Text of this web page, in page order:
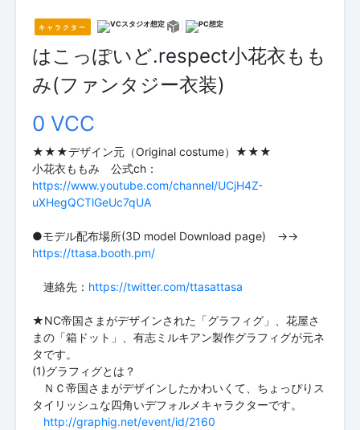
キャラクター
はこっぽいど.respect小花衣もも
み(ファンタジー衣装)
0 VCC
★★★デザイン元（Original costume）★★★
小花衣ももみ 公式ch：
https://www.youtube.com/channel/UCjH4Z-
uXHegQCTlGeUc7qUA
●モデル配布場所(3D model Download page) →→
https://ttasa.booth.pm/
連絡先： https://twitter.com/ttasattasa
★NC帝国さまがデザインされた「グラフィグ」、花屋さ
まの「箱ドット」、有志ミルキアン製作グラフィグが元ネ
タです。
(1)グラフィグとは？
ＮＣ帝国さまがデザインしたかわいくて、ちょっぴりス
タイリッシュな四角いデフォルメキャラクターです。
http://graphig.net/event/id/2160